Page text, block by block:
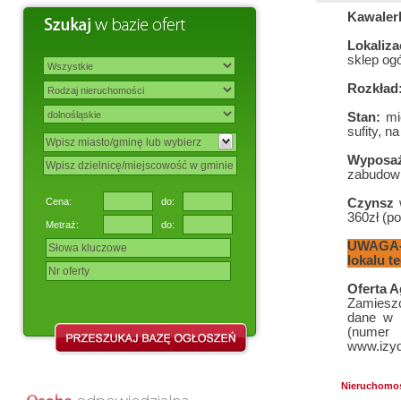
Cena: do:
Metraż: do:
sklep
Stan:
sufity,
Czynsz
360zł
lokalu
Oferta
dane w